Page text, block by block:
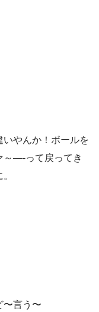
やんか！ボールを
～—-って戻ってき
〜言う〜